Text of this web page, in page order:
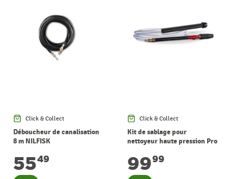
Click & Collect
Déboucheur de canalisation
8 m NILFISK
5549
Click & Collect
Kit de sablage pour
nettoyeur haute pression Pro
9999